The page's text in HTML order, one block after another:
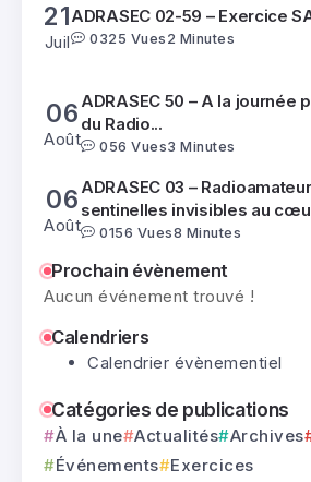
21
Juil
ADRASEC 02-59 – Exercice
0 325 Vues 2 Minutes
06
Août
ADRASEC 50 – A la journée
du Radio...
0 56 Vues3 Minutes
06
Août
ADRASEC 03 –
sentinelles invisibles au
0156 Vues8 Minutes
22
Juil
ADRASEC 24 – Orages en
0390 Vues1 Minutes
22 Ministère de l’intérieur –
0195 Vues 1 Minutes
21
Juil
ADRASEC 02-59 – Exercice
0325 Vues2 Minutes
Prochain évènement
Aucun événement trouvé !
Calendriers
Calendrier évènementiel
Catégories de publications
À la une Actualités Archives
Événements
Exercices